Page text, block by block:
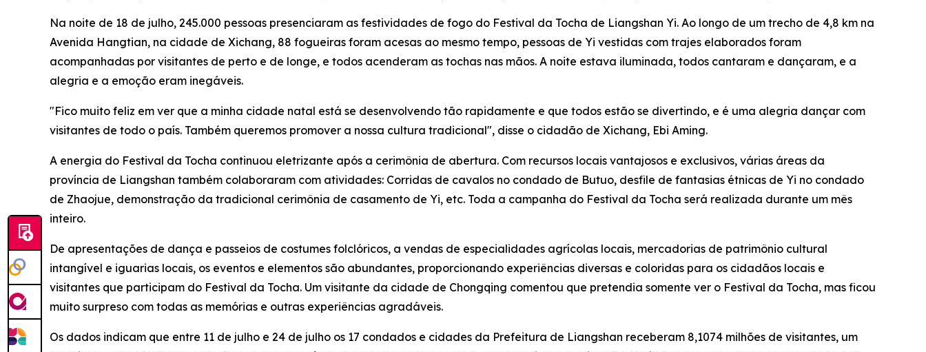
Na noite de 18 de julho, 245.000 pessoas presenciaram as festividades de fogo do Festival da Tocha de Liangshan Yi. Ao longo de um trecho de 4,8 km na
Avenida Hangtian, na cidade de Xichang, 88 fogueiras foram acesas ao mesmo tempo, pessoas de Yi vestidas com trajes elaborados foram
acompanhadas por visitantes de perto e de longe, e todos acenderam as tochas nas mãos. A noite estava iluminada, todos cantaram e dançaram, e a
alegria e a emoção eram inegáveis.
"Fico muito feliz em ver que a minha cidade natal está se desenvolvendo tão rapidamente e que todos estão se divertindo, e é uma alegria dançar com
visitantes de todo o país. Também queremos promover a nossa cultura tradicional", disse o cidadão de Xichang, Ebi Aming.
A energia do Festival da Tocha continuou eletrizante após a cerimônia de abertura. Com recursos locais vantajosos e exclusivos, várias áreas da
província de Liangshan também colaboraram com atividades: Corridas de cavalos no condado de Butuo, desfile de fantasias étnicas de ‌Yi no condado
de Zhaojue, demonstração da tradicional cerimônia de casamento de Yi, etc. Toda a campanha do Festival da Tocha será realizada durante um mês
inteiro.
De apresentações de dança e passeios de costumes folclóricos, a vendas de especialidades agrícolas locais, mercadorias de patrimônio cultural
intangível e iguarias locais, os eventos e elementos são abundantes, proporcionando experiências diversas e coloridas para os cidadãos locais e
visitantes que participam do Festival da Tocha. Um visitante da cidade de Chongqing comentou que pretendia somente ver o Festival da Tocha, mas ficou
muito surpreso com todas as memórias e outras experiências agradáveis.
Os dados indicam que entre 11 de julho e 24 de julho os 17 condados e cidades da Prefeitura de Liangshan receberam 8,1074 milhões de visitantes, um